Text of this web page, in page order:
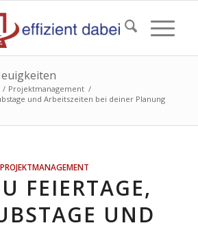
/ Projektmanagement /
und Arbeitszeiten bei deiner Planung
PROJEKTMANAGEMENT
FEIERTAGE,
UND